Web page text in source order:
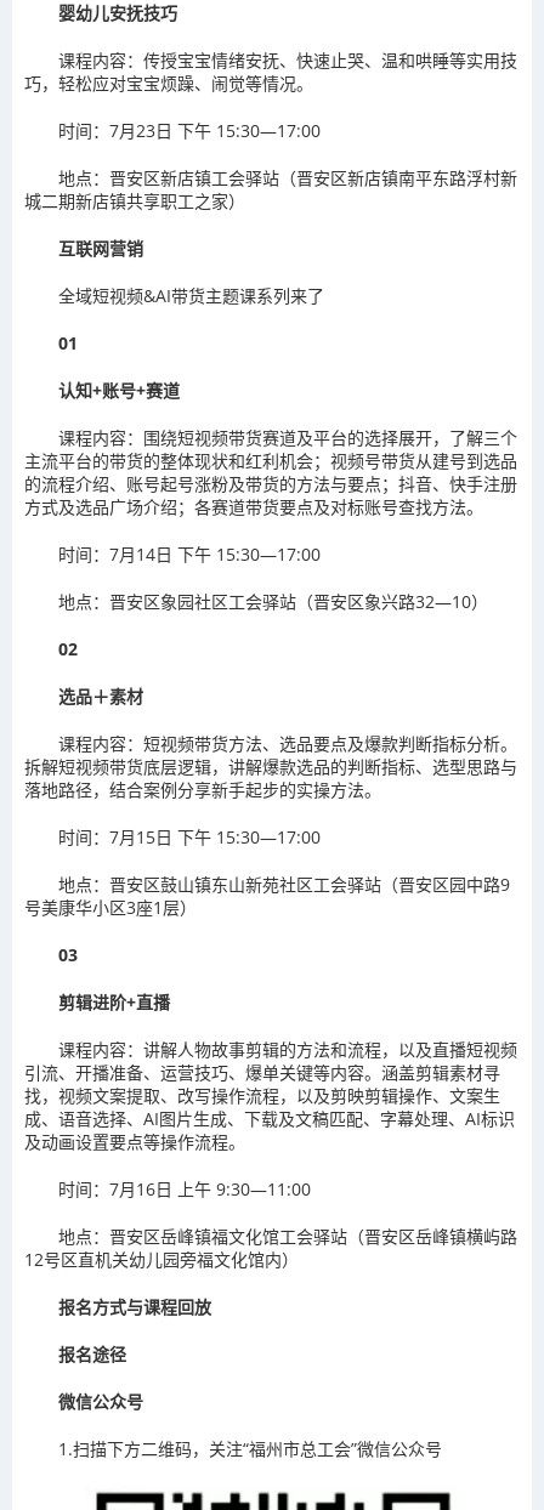
婴幼儿安抚技巧
课程内容：传授宝宝情绪安抚、快速止哭、温和哄睡等实用技
巧，轻松应对宝宝烦躁、闹觉等情况。
时间：7月23日 下午 15:30—17:00
地点：晋安区新店镇工会驿站（晋安区新店镇南平东路浮村新
城二期新店镇共享职工之家）
互联网营销
全域短视频&AI带货主题课系列来了
01
认知+账号+赛道
课程内容：围绕短视频带货赛道及平台的选择展开，了解三个
主流平台的带货的整体现状和红利机会；视频号带货从建号到选品
的流程介绍、账号起号涨粉及带货的方法与要点；抖音、快手注册
方式及选品广场介绍；各赛道带货要点及对标账号查找方法。
时间：7月14日 下午 15:30—17:00
地点：晋安区象园社区工会驿站（晋安区象兴路32—10）
02
选品＋素材
课程内容：短视频带货方法、选品要点及爆款判断指标分析。
拆解短视频带货底层逻辑，讲解爆款选品的判断指标、选型思路与
落地路径，结合案例分享新手起步的实操方法。
时间：7月15日 下午 15:30—17:00
地点：晋安区鼓山镇东山新苑社区工会驿站（晋安区园中路9
号美康华小区3座1层）
03
剪辑进阶+直播
课程内容：讲解人物故事剪辑的方法和流程，以及直播短视频
引流、开播准备、运营技巧、爆单关键等内容。涵盖剪辑素材寻
找，视频文案提取、改写操作流程，以及剪映剪辑操作、文案生
成、语音选择、AI图片生成、下载及文稿匹配、字幕处理、AI标识
及动画设置要点等操作流程。
时间：7月16日 上午 9:30—11:00
地点：晋安区岳峰镇福文化馆工会驿站（晋安区岳峰镇横屿路
12号区直机关幼儿园旁福文化馆内）
报名方式与课程回放
报名途径
微信公众号
1.扫描下方二维码，关注“福州市总工会”微信公众号